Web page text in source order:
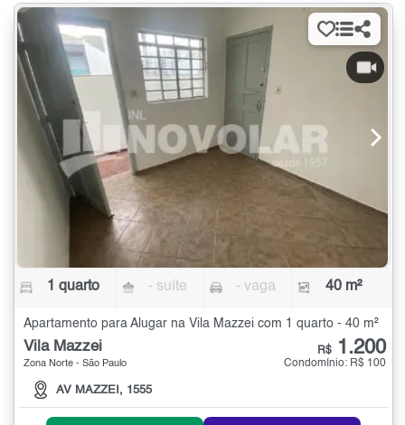
1 quarto - suíte - vaga 40 m²
Apartamento para Alugar na Vila Mazzei com 1 quarto - 40 m²
Vila Mazzei
Zona Norte - São Paulo
AV MAZZEI, 1555
R$ 1.200
Condomínio: R$ 100